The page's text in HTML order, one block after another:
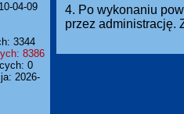
04-09
3344
8386
0
2026-
4. Po wykonaniu
przez administrację.